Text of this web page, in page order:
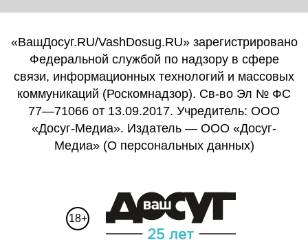
«ВашДосуг.RU/VashDosug.RU» зарегистрировано
Федеральной службой по надзору в сфере
связи, информационных технологий и массовых
коммуникаций (Роскомнадзор). Св-во Эл № ФС
77—71066 от 13.09.2017. Учредитель: ООО
«Досуг-Медиа». Издатель — ООО «Досуг-
Медиа» (О персональных данных)
18+